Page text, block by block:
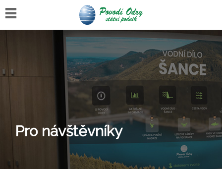
Pro návštěvníky
Kontakt